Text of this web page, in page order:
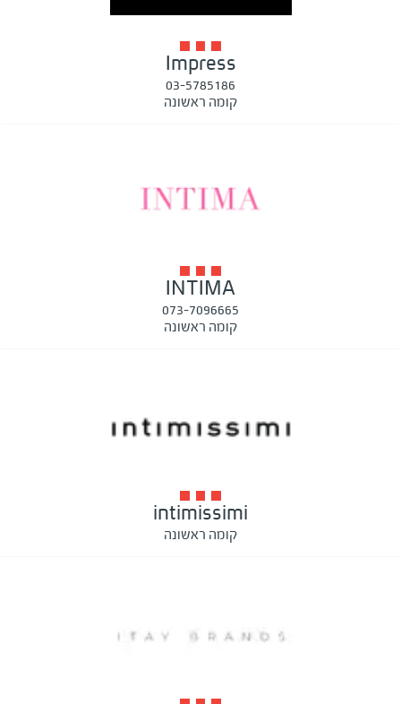
Impress
03-5785186
קומה ראשונה
INTIMA
073-7096665
קומה ראשונה
intimissimi
קומה ראשונה